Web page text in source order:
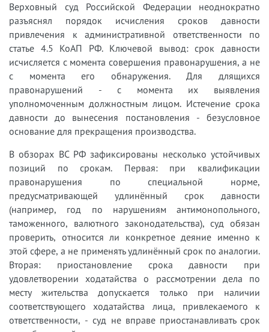
Верховный суд Российской Федерации неоднократно
разъяснял порядок исчисления сроков давности
привлечения к административной ответственности по
статье 4.5 КоАП РФ. Ключевой вывод: срок давности
исчисляется с момента совершения правонарушения, а не
с момента его обнаружения. Для длящихся
правонарушений - с момента их выявления
уполномоченным должностным лицом. Истечение срока
давности до вынесения постановления - безусловное
основание для прекращения производства.
В обзорах ВС РФ зафиксированы несколько устойчивых
позиций по срокам. Первая: при квалификации
правонарушения по специальной норме,
предусматривающей удлинённый срок давности
(например, год по нарушениям антимонопольного,
таможенного, валютного законодательства), суд обязан
проверить, относится ли конкретное деяние именно к
этой сфере, а не применять удлинённый срок по аналогии.
Вторая: приостановление срока давности при
удовлетворении ходатайства о рассмотрении дела по
месту жительства допускается только при наличии
соответствующего ходатайства лица, привлекаемого к
ответственности, - суд не вправе приостанавливать срок